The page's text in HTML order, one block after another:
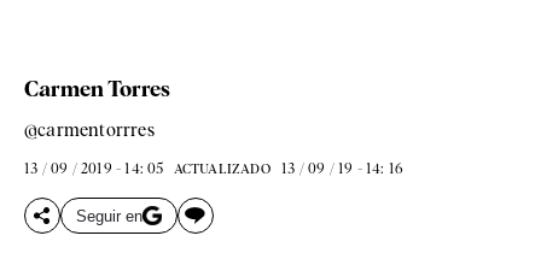
Carmen Torres
@carmentorrres
13 / 09 / 2019 - 14: 05 ACTUALIZADO 13 / 09 / 19 - 14: 16
Seguir en